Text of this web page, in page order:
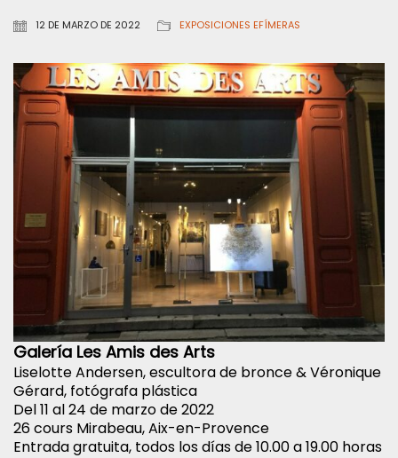
12 DE MARZO DE 2022 EXPOSICIONES EFÍMERAS
Galería Les Amis des Arts
Liselotte Andersen, escultora de bronce & Véronique
Gérard, fotógrafa plástica
Del 11 al 24 de marzo de 2022
26 cours Mirabeau, Aix-en-Provence
Entrada gratuita, todos los días de 10.00 a 19.00 horas